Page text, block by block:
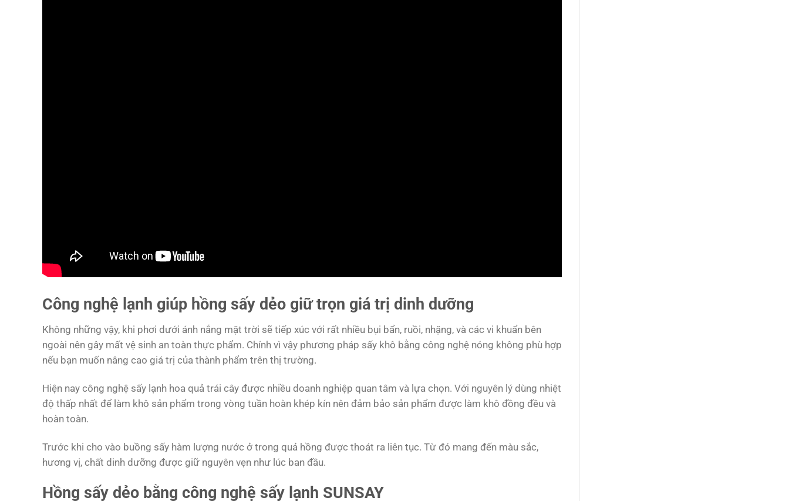
Công nghệ lạnh giúp hồng sấy dẻo giữ trọn giá trị dinh dưỡng
Không những vậy, khi phơi dưới ánh nắng mặt trời sẽ tiếp xúc với rất nhiều bụi bẩn, ruồi, nhặng, và các vi khuẩn bên
ngoài nên gây mất vệ sinh an toàn thực phẩm. Chính vì vậy phương pháp sấy khô bằng công nghệ nóng không phù hợp
nếu bạn muốn nâng cao giá trị của thành phẩm trên thị trường.
Hiện nay công nghệ sấy lạnh hoa quả trái cây được nhiều doanh nghiệp quan tâm và lựa chọn. Với nguyên lý dùng nhiệt
độ thấp nhất để làm khô sản phẩm trong vòng tuần hoàn khép kín nên đảm bảo sản phẩm được làm khô đồng đều và
hoàn toàn.
Trước khi cho vào buồng sấy hàm lượng nước ở trong quả hồng được thoát ra liên tục. Từ đó mang đến màu sắc,
hương vị, chất dinh dưỡng được giữ nguyên vẹn như lúc ban đầu.
Hồng sấy dẻo bằng công nghệ sấy lạnh SUNSAY